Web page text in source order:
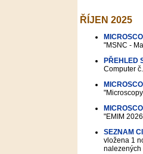
ŘÍJEN 2025
"MSNC -
PŘEHLED
Computer
"EMIM
SEZNAM
vložena 1
nalezených